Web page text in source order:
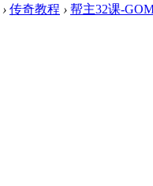
› 传奇教程 › 帮主32课-